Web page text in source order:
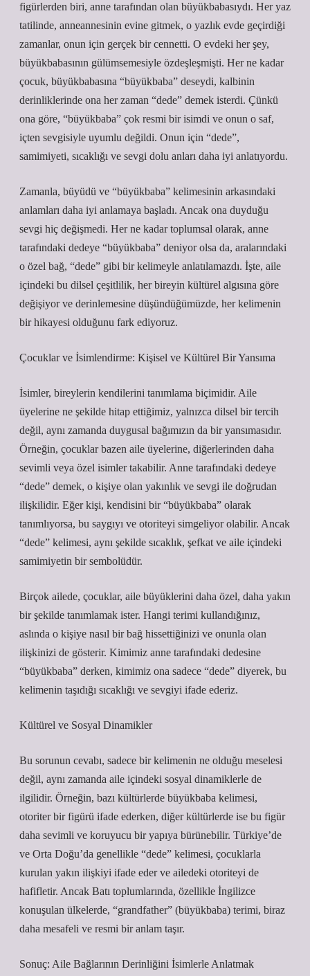
figürlerden biri, anne tarafından olan büyükbabasıydı. Her yaz
tatilinde, anneannesinin evine gitmek, o yazlık evde geçirdiği
zamanlar, onun için gerçek bir cennetti. O evdeki her şey,
büyükbabasının gülümsemesiyle özdeşleşmişti. Her ne kadar
çocuk, büyükbabasına “büyükbaba” deseydi, kalbinin
derinliklerinde ona her zaman “dede” demek isterdi. Çünkü
ona göre, “büyükbaba” çok resmi bir isimdi ve onun o saf,
içten sevgisiyle uyumlu değildi. Onun için “dede”,
samimiyeti, sıcaklığı ve sevgi dolu anları daha iyi anlatıyordu.
Zamanla, büyüdü ve “büyükbaba” kelimesinin arkasındaki
anlamları daha iyi anlamaya başladı. Ancak ona duyduğu
sevgi hiç değişmedi. Her ne kadar toplumsal olarak, anne
tarafındaki dedeye “büyükbaba” deniyor olsa da, aralarındaki
o özel bağ, “dede” gibi bir kelimeyle anlatılamazdı. İşte, aile
içindeki bu dilsel çeşitlilik, her bireyin kültürel algısına göre
değişiyor ve derinlemesine düşündüğümüzde, her kelimenin
bir hikayesi olduğunu fark ediyoruz.
Çocuklar ve İsimlendirme: Kişisel ve Kültürel Bir Yansıma
İsimler, bireylerin kendilerini tanımlama biçimidir. Aile
üyelerine ne şekilde hitap ettiğimiz, yalnızca dilsel bir tercih
değil, aynı zamanda duygusal bağımızın da bir yansımasıdır.
Örneğin, çocuklar bazen aile üyelerine, diğerlerinden daha
sevimli veya özel isimler takabilir. Anne tarafındaki dedeye
“dede” demek, o kişiye olan yakınlık ve sevgi ile doğrudan
ilişkilidir. Eğer kişi, kendisini bir “büyükbaba” olarak
tanımlıyorsa, bu saygıyı ve otoriteyi simgeliyor olabilir. Ancak
“dede” kelimesi, aynı şekilde sıcaklık, şefkat ve aile içindeki
samimiyetin bir sembolüdür.
Birçok ailede, çocuklar, aile büyüklerini daha özel, daha yakın
bir şekilde tanımlamak ister. Hangi terimi kullandığınız,
aslında o kişiye nasıl bir bağ hissettiğinizi ve onunla olan
ilişkinizi de gösterir. Kimimiz anne tarafındaki dedesine
“büyükbaba” derken, kimimiz ona sadece “dede” diyerek, bu
kelimenin taşıdığı sıcaklığı ve sevgiyi ifade ederiz.
Kültürel ve Sosyal Dinamikler
Bu sorunun cevabı, sadece bir kelimenin ne olduğu meselesi
değil, aynı zamanda aile içindeki sosyal dinamiklerle de
ilgilidir. Örneğin, bazı kültürlerde büyükbaba kelimesi,
otoriter bir figürü ifade ederken, diğer kültürlerde ise bu figür
daha sevimli ve koruyucu bir yapıya bürünebilir. Türkiye’de
ve Orta Doğu’da genellikle “dede” kelimesi, çocuklarla
kurulan yakın ilişkiyi ifade eder ve ailedeki otoriteyi de
hafifletir. Ancak Batı toplumlarında, özellikle İngilizce
konuşulan ülkelerde, “grandfather” (büyükbaba) terimi, biraz
daha mesafeli ve resmi bir anlam taşır.
Sonuç: Aile Bağlarının Derinliğini İsimlerle Anlatmak